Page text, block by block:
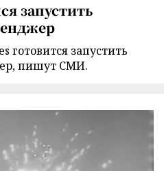
запустить
запустить
пишут СМИ.